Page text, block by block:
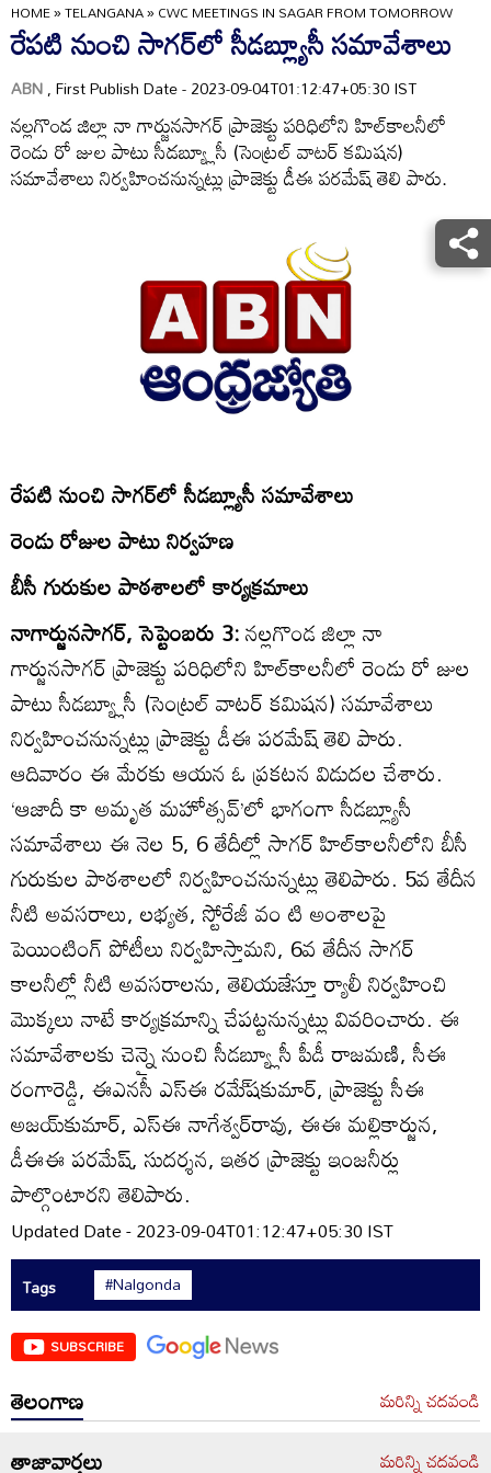
HOME»TELANGANA»CWC MEETINGS IN SAGAR FROM TOMORROW
రేపటి నుంచి సాగర్‌లో సీడబ్ల్యూసీ సమావేశాలు
ABN, First Publish Date - 2023-09-04T01:12:47+05:30 IST
నల్లగొండ జిల్లా నా గార్జునసాగర్‌ ప్రాజెక్టు పరిధిలోని హిల్‌కాలనీలో
రెండు రో జుల పాటు సీడబ్య్లూసీ (సెంట్రల్‌ వాటర్‌ కమిషన)
సమావేశాలు నిర్వహించనున్నట్లు ప్రాజెక్టు డీఈ పరమేష్‌ తెలి పారు.
రేపటి నుంచి సాగర్‌లో సీడబ్ల్యూసీ సమావేశాలు
రెండు రోజుల పాటు నిర్వహణ
బీసీ గురుకుల పాఠశాలలో కార్యక్రమాలు
నాగార్జునసాగర్‌, సెప్టెంబరు 3:నల్లగొండ జిల్లా నా
గార్జునసాగర్‌ ప్రాజెక్టు పరిధిలోని హిల్‌కాలనీలో రెండు రో జుల
పాటు సీడబ్య్లూసీ (సెంట్రల్‌ వాటర్‌ కమిషన) సమావేశాలు
నిర్వహించనున్నట్లు ప్రాజెక్టు డీఈ పరమేష్‌ తెలి పారు.
ఆదివారం ఈ మేరకు ఆయన ఓ ప్రకటన విడుదల చేశారు.
‘ఆజాదీ కా అమృత మహోత్సవ్‌’లో భాగంగా సీడబ్ల్యూసీ
సమావేశాలు ఈ నెల 5, 6 తేదీల్లో సాగర్‌ హిల్‌కాలనీలోని బీసీ
గురుకుల పాఠశాలలో నిర్వహించనున్నట్లు తెలిపారు. 5వ తేదీన
నీటి అవసరాలు, లభ్యత, స్టోరేజీ వం టి అంశాలపై
పెయింటింగ్‌ పోటీలు నిర్వహిస్తామని, 6వ తేదీన సాగర్‌
కాలనీల్లో నీటి అవసరాలను, తెలియజేస్తూ ర్యాలీ నిర్వహించి
మొక్కలు నాటే కార్యక్రమాన్ని చేపట్టనున్నట్లు వివరించారు. ఈ
సమావేశాలకు చెన్నై నుంచి సీడబ్య్లూసీ పీడీ రాజమణి, సీఈ
రంగారెడ్డి, ఈఎనసీ ఎస్‌ఈ రమే్‌షకుమార్‌, ప్రాజెక్టు సీఈ
అజయ్‌కుమార్‌, ఎస్‌ఈ నాగేశ్వర్‌రావు, ఈఈ మల్లికార్జున,
డీఈఈ పరమేష్‌, సుదర్శన, ఇతర ప్రాజెక్టు ఇంజనీర్లు
పాల్గొంటారని తెలిపారు.
Updated Date - 2023-09-04T01:12:47+05:30 IST
Tags #Nalgonda
SUBSCRIBE
తెలంగాణ మరిన్ని చదవండి
తాజావార్తలు మరిన్ని చదవండి